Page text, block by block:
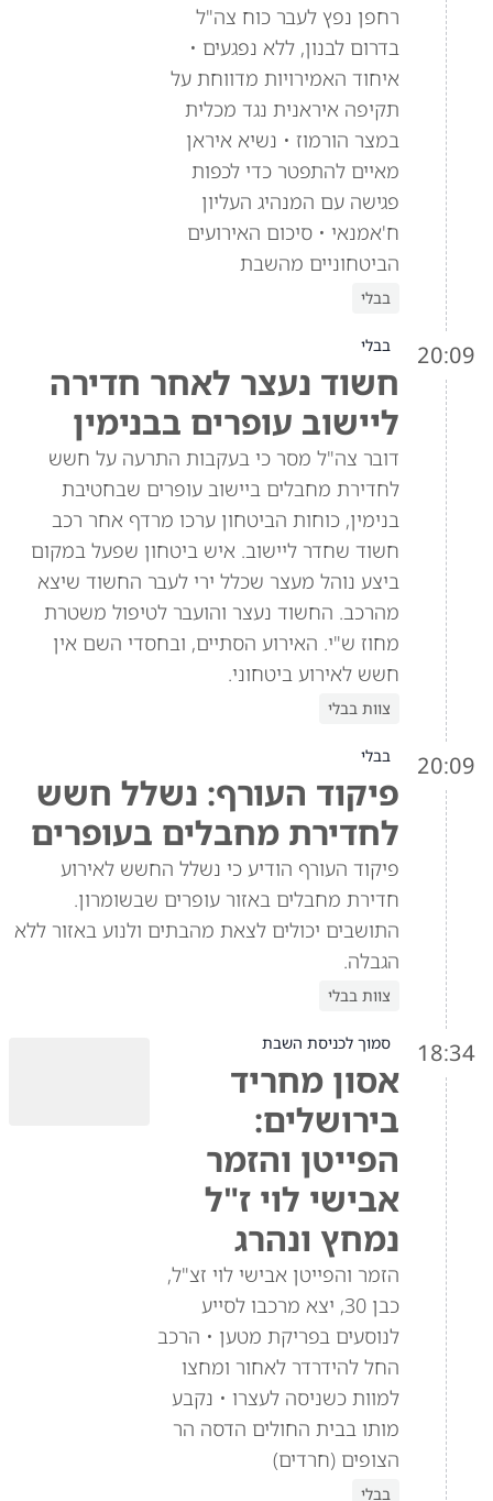
רחפן נפץ לעבר כוח צה"ל
בדרום לבנון, ללא נפגעים •
איחוד האמירויות מדווחת על
תקיפה איראנית נגד מכלית
במצר הורמוז • נשיא איראן
מאיים להתפטר כדי לכפות
פגישה עם המנהיג העליון
ח'אמנאי • סיכום האירועים
הביטחוניים מהשבת
בבלי
20:09 בבלי
חשוד נעצר לאחר חדירה
ליישוב עופרים בבנימין
דובר צה"ל מסר כי בעקבות התרעה על חשש
לחדירת מחבלים ביישוב עופרים שבחטיבת
בנימין, כוחות הביטחון ערכו מרדף אחר רכב
חשוד שחדר ליישוב. איש ביטחון שפעל במקום
ביצע נוהל מעצר שכלל ירי לעבר החשוד שיצא
מהרכב. החשוד נעצר והועבר לטיפול משטרת
מחוז ש"י. האירוע הסתיים, ובחסדי השם אין
חשש לאירוע ביטחוני.
צוות בבלי
20:09 בבלי
פיקוד העורף: נשלל חשש
לחדירת מחבלים בעופרים
פיקוד העורף הודיע כי נשלל החשש לאירוע
חדירת מחבלים באזור עופרים שבשומרון.
התושבים יכולים לצאת מהבתים ולנוע באזור ללא
הגבלה.
צוות בבלי
18:34 סמוך לכניסת השבת
אסון מחריד
בירושלים:
הפייטן והזמר
אבישי לוי ז"ל
נמחץ ונהרג
הזמר והפייטן אבישי לוי זצ"ל,
כבן 30, יצא מרכבו לסייע
לנוסעים בפריקת מטען • הרכב
החל להידרדר לאחור ומחצו
למוות כשניסה לעצרו • נקבע
מותו בבית החולים הדסה הר
הצופים (חרדים)
בבלי